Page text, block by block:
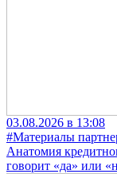
03.08.2026 в 13:08
#Материалы
Анатомия
говорит «да» или